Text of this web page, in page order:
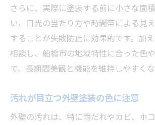
さらに、実際に塗装する前に小さな面
い、日光の当たり方や時間帯による見
することが失敗防止に効果的です。加
相談し、船橋市の地域特性に合った色
で、長期間美観と機能を維持しやすくな
汚れが目立つ外壁塗装の色に注意
外壁の汚れは、特に雨だれやカビ、ホ